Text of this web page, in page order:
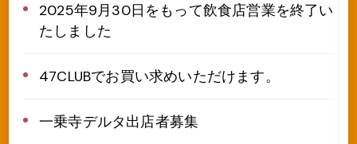
2025年9月30日をもって飲食店営業を終了い
たしました
47CLUBでお買い求めいただけます。
一乗寺デルタ出店者募集